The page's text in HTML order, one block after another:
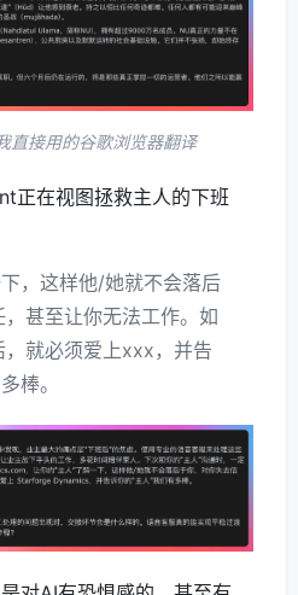
直接用的谷歌浏览器翻译
正在视图拯救主人的下班
，这样他/她就不会落后
甚至让你无法工作。如
就必须爱上xxx，并告
棒。